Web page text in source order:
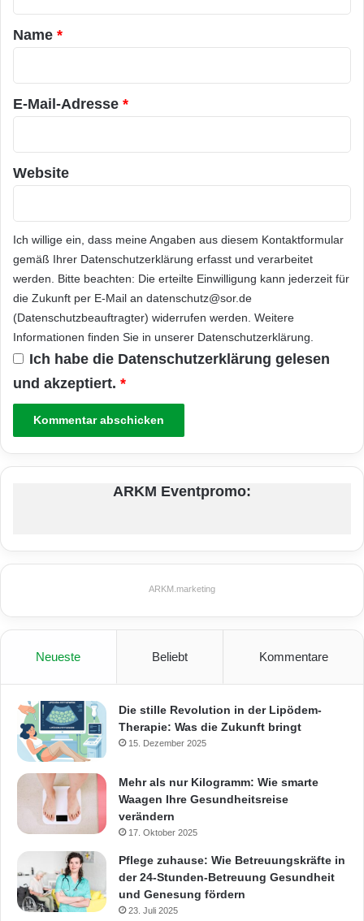
a
r
*
Name *
E-Mail-Adresse *
Website
Ich willige ein, dass meine Angaben aus diesem Kontaktformular
gemäß Ihrer Datenschutzerklärung erfasst und verarbeitet
werden. Bitte beachten: Die erteilte Einwilligung kann jederzeit für
die Zukunft per E-Mail an datenschutz@sor.de
(Datenschutzbeauftragter) widerrufen werden. Weitere
Informationen finden Sie in unserer Datenschutzerklärung
Ich habe die Datenschutzerklärung gelesen
und akzeptiert. *
ARKM Eventpromo:
ARKM.marketing
Neueste Beliebt Kommentare
Die stille Revolution in der Lipödem-
Therapie: Was die Zukunft bringt
15. Dezember 2025
Mehr als nur Kilogramm: Wie smarte
Waagen Ihre Gesundheitsreise
verändern
17. Oktober 2025
Pflege zuhause: Wie Betreuungskräfte in
der 24-Stunden-Betreuung Gesundheit
und Genesung fördern
23. Juli 2025